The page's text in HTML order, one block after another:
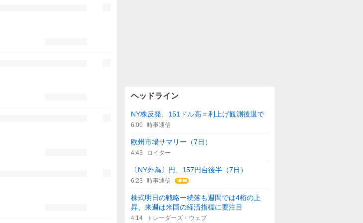
ヘッドライン
NY株反発、151ドル高＝利上げ観測後退で
6:00 時事通信
欧州市場サマリー（7日）
4:43 ロイター
〔NY外為〕円、157円台後半（7日）
6:23 時事通信
株式明日の戦略ー続落も週間では4桁の上
昇、来週は米国の経済指標に要注目
4:14 トレーダーズ・ウェブ